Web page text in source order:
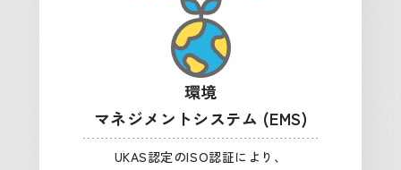
環境
マネジメントシステム (EMS)
UKAS認定のISO認証により、